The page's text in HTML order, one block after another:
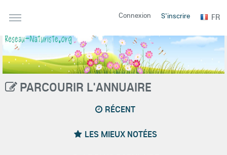
Connexion S'inscrire FR
PARCOURIR L'ANNUAIRE
RÉCENT
LES MIEUX NOTÉES